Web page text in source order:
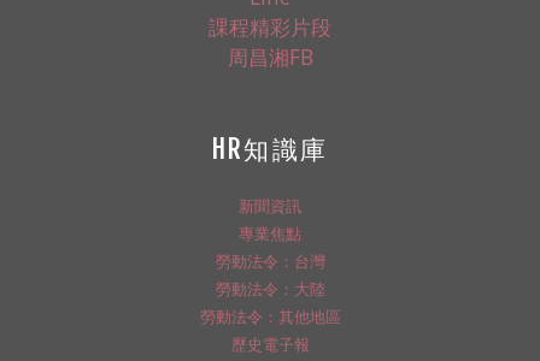
課程精彩片段
周昌湘FB
HR知識庫
新聞資訊
專業焦點
勞動法令：台灣
勞動法令：大陸
勞動法令：其他地區
歷史電子報